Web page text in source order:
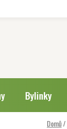
Bylinky
Domů/